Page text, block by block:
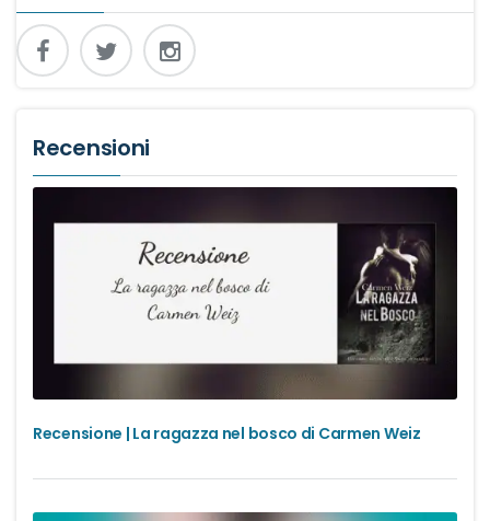
Recensioni
Recensione | La ragazza nel bosco di Carmen Weiz